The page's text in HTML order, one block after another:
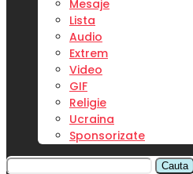
Mesaje
Lista
Audio
Extrem
Video
GIF
Religie
Ucraina
Sponsorizate
Cauta